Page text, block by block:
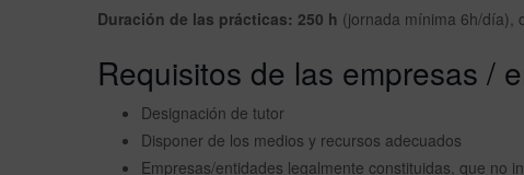
Duración de las prácticas: 250 h (jornada mínima 6h/día),
Requisitos de las empresas /
Designación de tutor
Disponer de los medios y recursos adecuados
Empresas/entidades legalmente constituidas, que no